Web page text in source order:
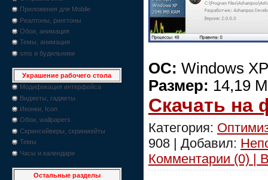
Приложения для Mobile
Реалтоны, рингтоны
Обои, анимация
Темы, анимация
sms и будильники
Украшение рабочего стола
Модификация интерфейса
Виджеты, гаджеты
Иконки, Icon
Обои, wallpapers
Скринсейверы, скринмейты
Темы
Часы и календари
Остальные разделы
ОС: Windows
Размер: 14,19
Скачать на
Категория:
908 | Добавил:
Комментарии (0) |